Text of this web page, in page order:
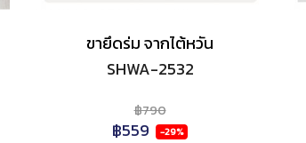
ขายึดร่ม จากไต้หวัน
SHWA-2532
฿790
฿559 -29%